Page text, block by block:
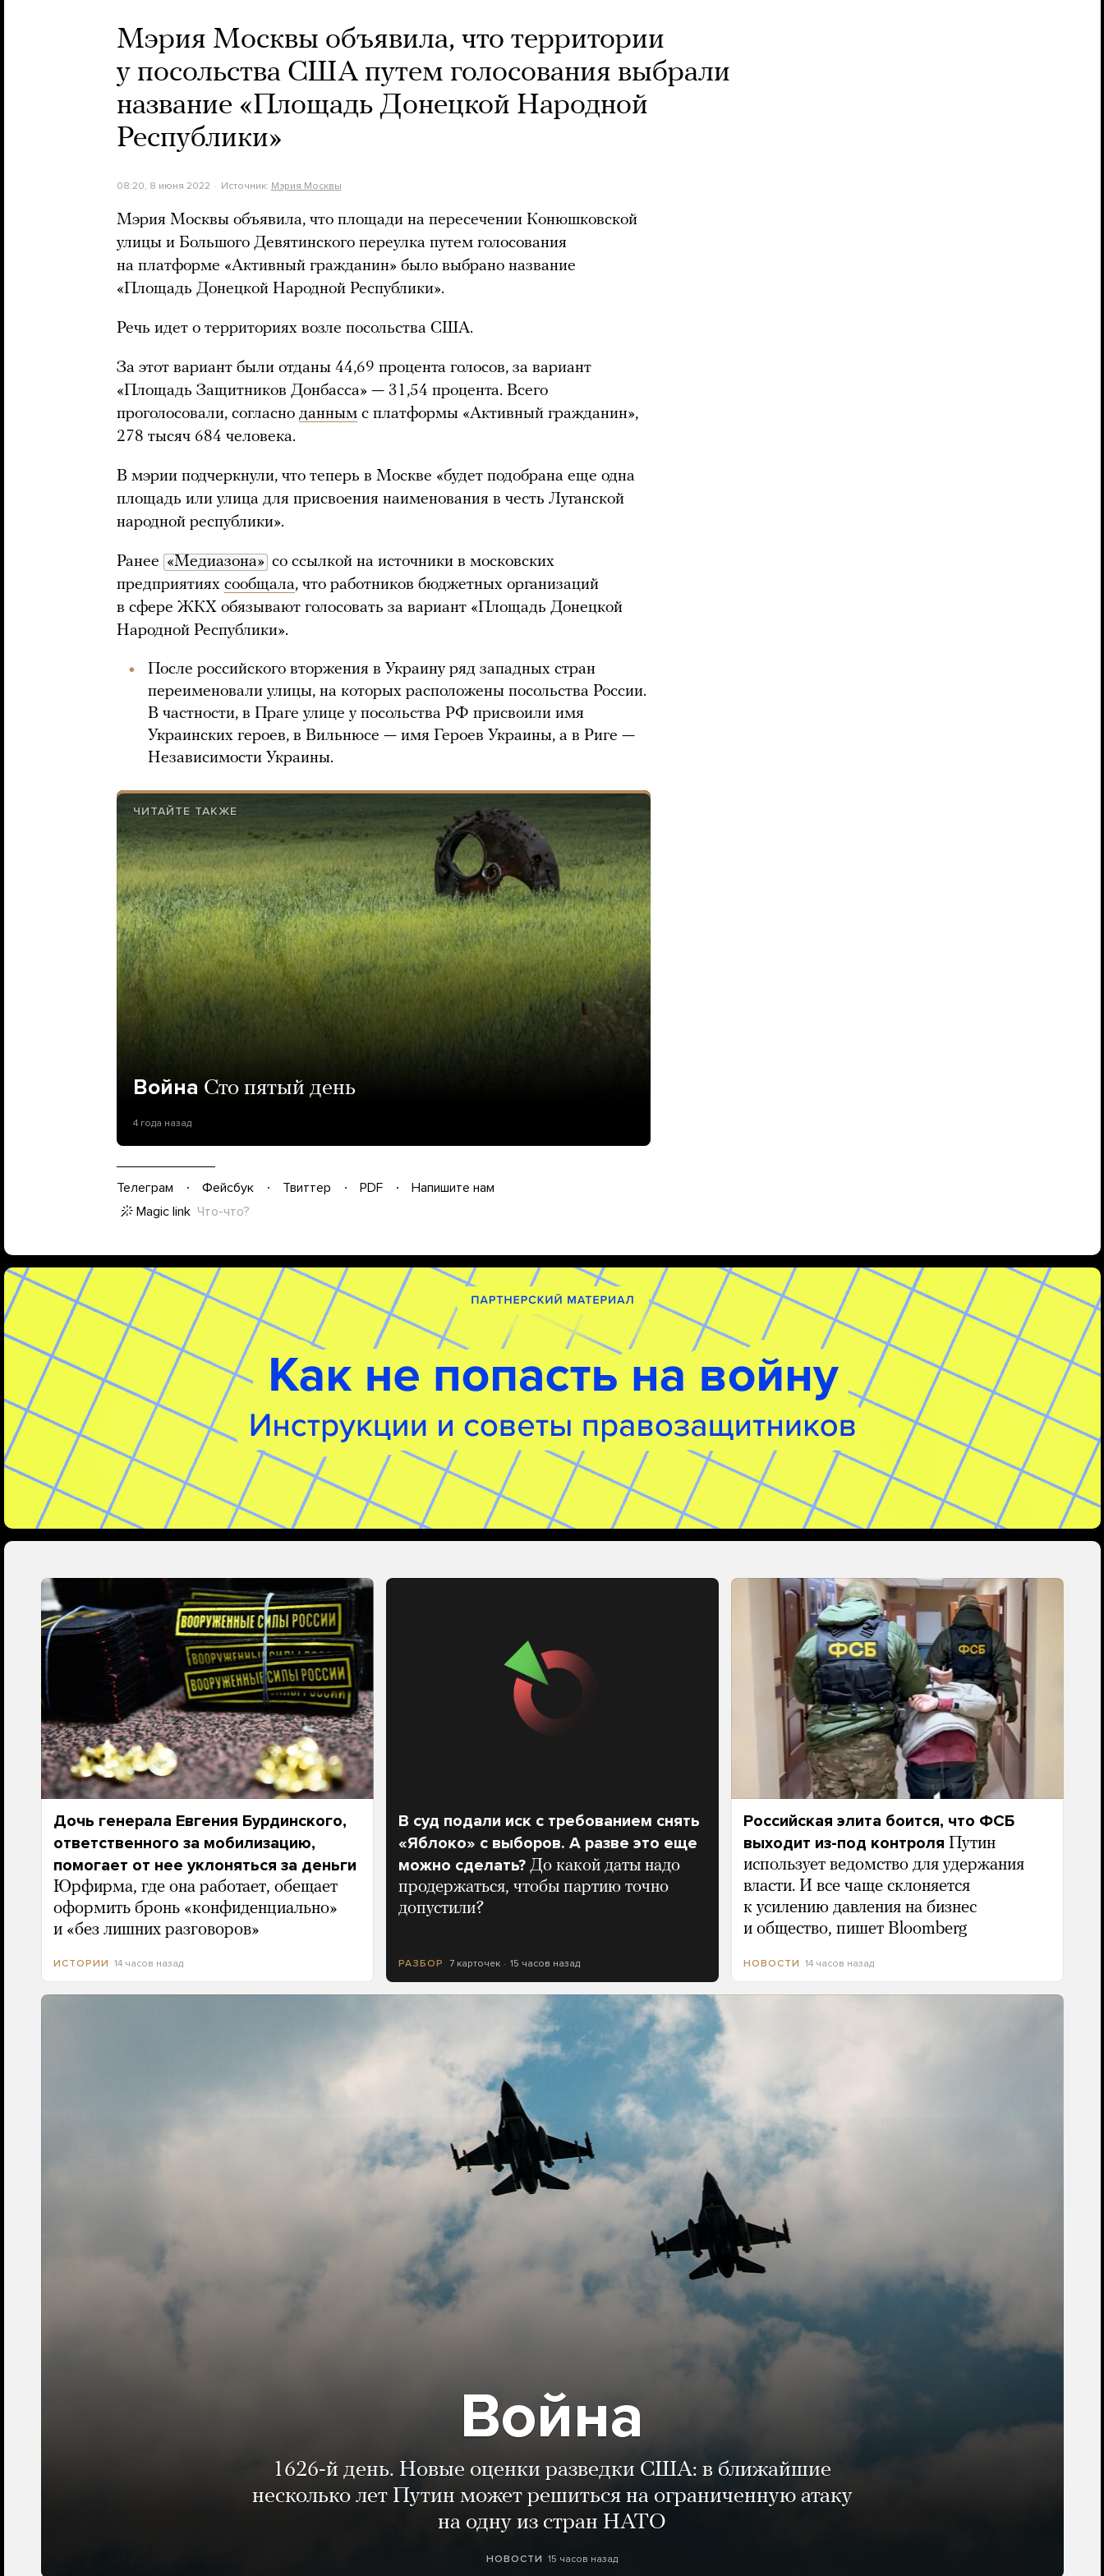
Мэрия Москвы объявила, что территории
у посольства США путем голосования выбрали
название «Площадь Донецкой Народной
Республики»
08:20, 8 июня 2022 Источник: Мэрия Москвы
Мэрия Москвы объявила, что площади на пересечении Конюшковской
улицы и Большого Девятинского переулка путем голосования
на платформе «Активный гражданин» было выбрано название
«Площадь Донецкой Народной Республики».
Речь идет о территориях возле посольства США.
За этот вариант были отданы 44,69 процента голосов, за вариант
«Площадь Защитников Донбасса» — 31,54 процента. Всего
проголосовали, согласно данным с платформы «Активный гражданин»,
278 тысяч 684 человека.
В мэрии подчеркнули, что теперь в Москве «будет подобрана еще одна
площадь или улица для присвоения наименования в честь Луганской
народной республики».
Ранее «Медиазона» со ссылкой на источники в московских
предприятиях сообщала, что работников бюджетных организаций
в сфере ЖКХ обязывают голосовать за вариант «Площадь Донецкой
Народной Республики».
После российского вторжения в Украину ряд западных стран
переименовали улицы, на которых расположены посольства России.
В частности, в Праге улице у посольства РФ присвоили имя
Украинских героев, в Вильнюсе — имя Героев Украины, а в Риге —
Независимости Украины.
ЧИТАЙТЕ ТАКЖЕ
Война Сто пятый день
4 года назад
Телеграм Фейсбук Твиттер PDF
Напишите нам
Magic link Что-что?
Дочь генерала Евгения Бурдинского,
ответственного за мобилизацию,
помогает от нее уклоняться за деньги
Юрфирма, где она работает, обещает
оформить бронь «конфиденциально»
и «без лишних разговоров»
ИСТОРИИ 14 часов назад
В суд подали иск с требованием снять
«Яблоко» с выборов. А разве это еще
можно сделать? До какой даты надо
продержаться, чтобы партию точно
допустили?
РАЗБОР 7 карточек 15 часов назад
Российская элита боится, что ФСБ
выходит из-под контроля Путин
использует ведомство для удержания
власти. И все чаще склоняется
к усилению давления на бизнес
и общество, пишет Bloomberg
НОВОСТИ 14 часов назад
Война
1626-й день. Новые оценки разведки США: в ближайшие
несколько лет Путин может решиться на ограниченную атаку
на одну из стран НАТО
НОВОСТИ 15 часов назад